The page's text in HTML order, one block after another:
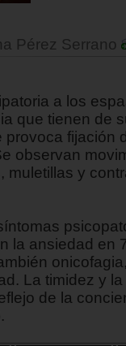
Pérez Serrano
a los
que tienen de
provoca fijación
observan
muletillas y
la ansiedad en
La timidez y
de la